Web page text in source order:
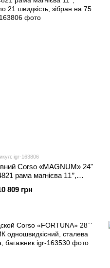
igr-163806
Corso «MAGNUM» 24"
рама магнієва 11’’,
75
809 грн